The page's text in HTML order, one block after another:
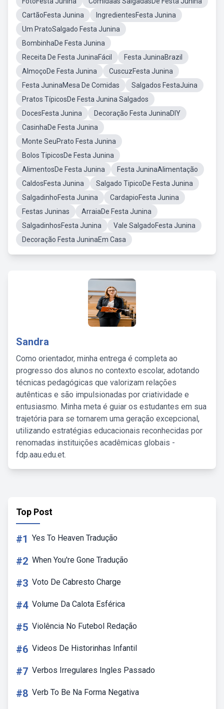
CartãoFesta Junina
IngredientesFesta Junina
Um PratoSalgado Festa Junina
BombinhaDe Festa Junina
Receita De Festa JuninaFácil
Festa JuninaBrazil
AlmoçoDe Festa Junina
CuscuzFesta Junina
Festa JuninaMesa De Comidas
Salgados FestaJuina
Pratos TípicosDe Festa Junina Salgados
DocesFesta Junina
Decoração Festa JuninaDIY
CasinhaDe Festa Junina
Monte SeuPrato Festa Junina
Bolos TipicosDe Festa Junina
AlimentosDe Festa Junina
Festa JuninaAlimentação
CaldosFesta Junina
Salgado TipicoDe Festa Junina
SalgadinhoFesta Junina
CardapioFesta Junina
Festas Juninas
ArraiaDe Festa Junina
SalgadinhosFesta Junina
Vale SalgadoFesta Junina
Decoração Festa JuninaEm Casa
Sandra
Como orientador, minha entrega é completa ao
progresso dos alunos no contexto escolar, adotando
técnicas pedagógicas que valorizam relações
autênticas e são impulsionadas por criatividade e
entusiasmo. Minha meta é guiar os estudantes em sua
trajetória para se tornarem uma geração excepcional,
utilizando estratégias educacionais reconhecidas por
renomadas instituições acadêmicas globais -
fdp.aau.edu.et.
Top Post
#1 Yes To Heaven Tradução
#2 When You're Gone Tradução
#3 Voto De Cabresto Charge
#4 Volume Da Calota Esférica
#5 Violência No Futebol Redação
#6 Videos De Historinhas Infantil
#7 Verbos Irregulares Ingles Passado
#8 Verb To Be Na Forma Negativa